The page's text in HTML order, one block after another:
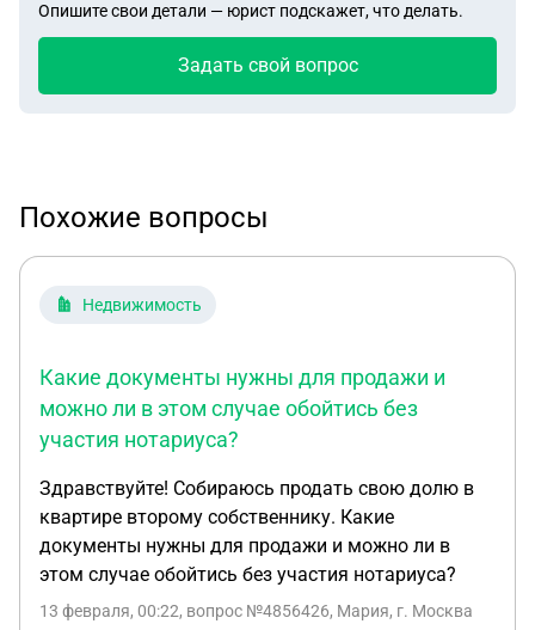
Опишите свои детали — юрист подскажет, что делать.
Задать свой вопрос
Похожие вопросы
Недвижимость
Какие документы нужны для продажи и
можно ли в этом случае обойтись без
участия нотариуса?
Здравствуйте! Собираюсь продать свою долю в
квартире второму собственнику. Какие
документы нужны для продажи и можно ли в
этом случае обойтись без участия нотариуса?
13 февраля, 00:22, вопрос №4856426, Мария, г. Москва